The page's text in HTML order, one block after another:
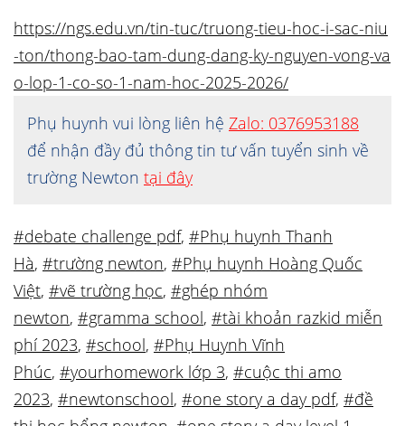
https://ngs.edu.vn/tin-tuc/truong-tieu-hoc-i-sac-niu
-ton/thong-bao-tam-dung-dang-ky-nguyen-vong-va
o-lop-1-co-so-1-nam-hoc-2025-2026/
Phụ huynh vui lòng liên hệ Zalo: 0376953188
để nhận đầy đủ thông tin tư vấn tuyển sinh về
trường Newton tại đây
#debate challenge pdf, #Phụ huynh Thanh
Hà, #trường newton, #Phụ huynh Hoàng Quốc
Việt, #vẽ trường học, #ghép nhóm
newton, #gramma school, #tài khoản razkid miễn
phí 2023, #school, #Phụ Huynh Vĩnh
Phúc, #yourhomework lớp 3, #cuộc thi amo
2023, #newtonschool, #one story a day pdf, #đề